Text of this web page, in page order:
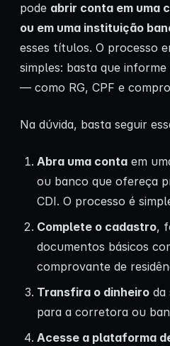
pode abrir conta em uma
ou em uma instituição
esses títulos. O processo
simples: basta que informe
— como RG, CPF e
Na dúvida, basta seguir
Abra uma conta em
ou banco que ofereça
CDI. O processo é
Complete o cadastro,
documentos básicos
comprovante de
Transfira o dinheiro da
para a corretora ou
Acesse a plataforma